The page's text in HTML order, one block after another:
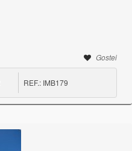
Gostei
REF.: IMB179